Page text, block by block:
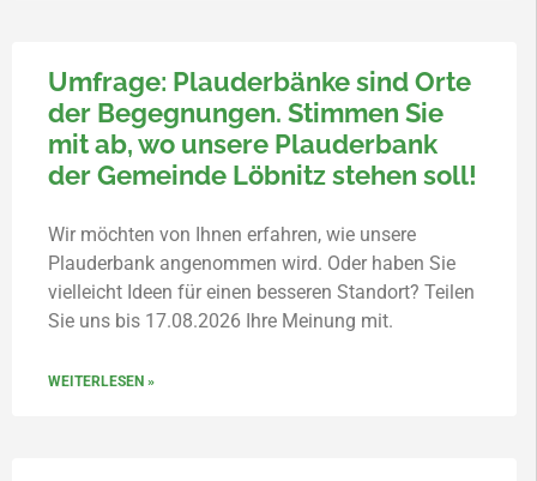
Umfrage: Plauderbänke sind Orte
der Begegnungen. Stimmen Sie
mit ab, wo unsere Plauderbank
der Gemeinde Löbnitz stehen soll!
Wir möchten von Ihnen erfahren, wie unsere
Plauderbank angenommen wird. Oder haben Sie
vielleicht Ideen für einen besseren Standort? Teilen
Sie uns bis 17.08.2026 Ihre Meinung mit.
WEITERLESEN »